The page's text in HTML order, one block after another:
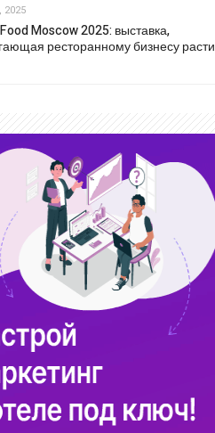
2025
Moscow 2025: выставка,
ресторанному бизнесу расти